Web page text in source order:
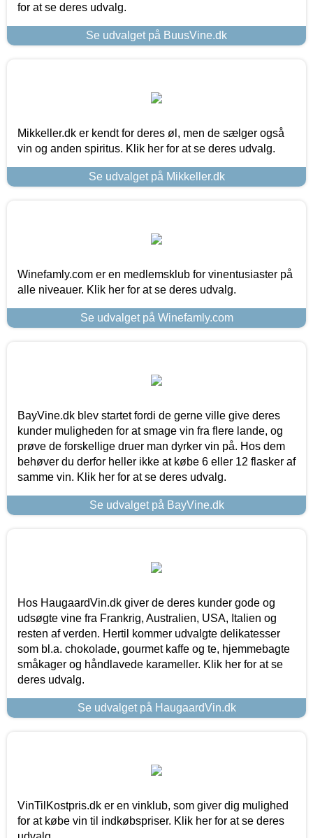
for at se deres udvalg.
Se udvalget på BuusVine.dk
Mikkeller.dk er kendt for deres øl, men de sælger også
vin og anden spiritus. Klik her for at se deres udvalg.
Se udvalget på Mikkeller.dk
Winefamly.com er en medlemsklub for vinentusiaster på
alle niveauer. Klik her for at se deres udvalg.
Se udvalget på Winefamly.com
BayVine.dk blev startet fordi de gerne ville give deres
kunder muligheden for at smage vin fra flere lande, og
prøve de forskellige druer man dyrker vin på. Hos dem
behøver du derfor heller ikke at købe 6 eller 12 flasker af
samme vin. Klik her for at se deres udvalg.
Se udvalget på BayVine.dk
Hos HaugaardVin.dk giver de deres kunder gode og
udsøgte vine fra Frankrig, Australien, USA, Italien og
resten af verden. Hertil kommer udvalgte delikatesser
som bl.a. chokolade, gourmet kaffe og te, hjemmebagte
småkager og håndlavede karameller. Klik her for at se
deres udvalg.
Se udvalget på HaugaardVin.dk
VinTilKostpris.dk er en vinklub, som giver dig mulighed
for at købe vin til indkøbspriser. Klik her for at se deres